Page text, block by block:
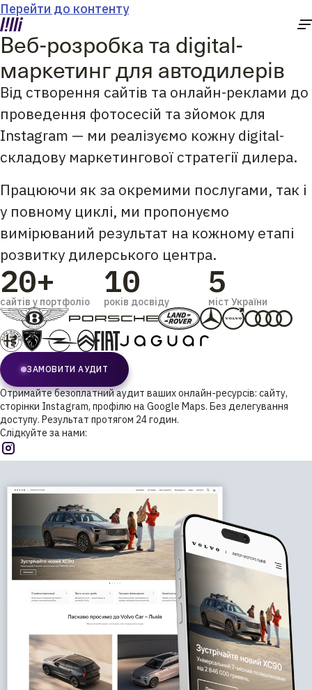
Перейти до контенту
Веб-розробка та digital-
маркетинг для автодилерів
Від створення сайтів та онлайн-реклами до
проведення фотосесій та зйомок для
Instagram — ми реалізуємо кожну digital-
складову маркетингової стратегії дилера.
Працюючи як за окремими послугами, так і
у повному циклі, ми пропонуємо
вимірюваний результат на кожному етапі
розвитку дилерського центра.
20+
сайтів у портфоліо
10
років досвіду
5
міст України
ЗАМОВИТИ АУДИТ
Отримайте безоплатний аудит ваших онлайн-ресурсів: сайту,
сторінки Instagram, профілю на Google Maps. Без делегування
доступу. Результат протягом 24 годин.
Слідкуйте за нами: